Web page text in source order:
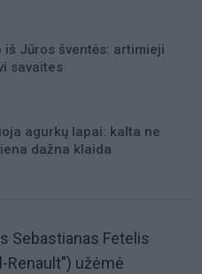
iš Jūros šventės: artimieji
savaites
agurkų lapai: kalta ne
dažna klaida
Sebastianas Fetelis
Renault") užėmė